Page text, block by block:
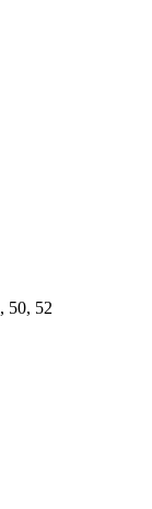
50, 52